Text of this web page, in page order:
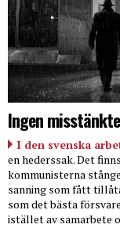
Ingen
I den svenska
en hederssak. Det
kommunisterna
sanning som fått
som det bästa
istället av samarbete